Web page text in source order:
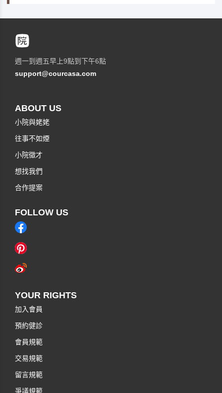
週一到週五早上9點到下午6點
support@courcasa.com
ABOUT US
小院與姥姥
往事不如煙
小院徵才
想找我們
合作提案
FOLLOW US
YOUR RIGHTS
加入會員
預約健診
會員規範
交易規範
留言規範
爭議規範